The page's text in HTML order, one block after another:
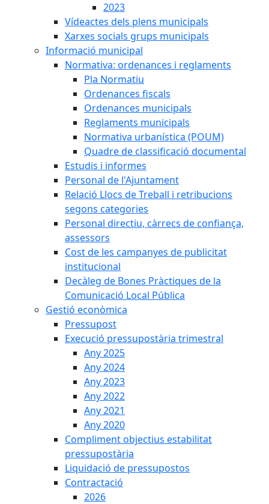
2023
Vídeactes dels plens municipals
Xarxes socials grups municipals
Informació municipal
Normativa: ordenances i reglaments
Pla Normatiu
Ordenances fiscals
Ordenances municipals
Reglaments municipals
Normativa urbanística (POUM)
Quadre de classificació documental
Estudis i informes
Personal de l'Ajuntament
Relació Llocs de Treball i retribucions
segons categories
Personal directiu, càrrecs de confiança,
assessors
Cost de les campanyes de publicitat
institucional
Decàleg de Bones Pràctiques de la
Comunicació Local Pública
Gestió econòmica
Pressupost
Execució pressupostària trimestral
Any 2025
Any 2024
Any 2023
Any 2022
Any 2021
Any 2020
Compliment objectius estabilitat
pressupostària
Liquidació de pressupostos
Contractació
2026